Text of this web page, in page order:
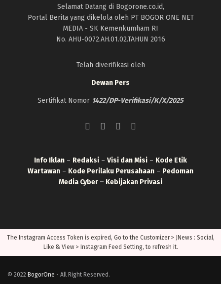
Selamat Datang di Bogorone.co.id,
Portal Berita yang dikelola oleh PT BOGOR ONE NET
MEDIA - SK Kemenkumham RI
No. AHU-0072.AH.01.02.TAHUN 2016
Telah diverifikasi oleh
Dewan Pers
Sertifikat Nomor 1422/DP-Verifikasi/K/X/2025
Info Iklan – Redaksi – Visi dan Misi – Kode Etik
Wartawan – Kode Perilaku Perusahaan – Pedoman
Media Cyber – Kebijakan Privasi
The Instagram Access Token is expired, Go to the Customizer > JNews : Social,
Like & View > Instagram Feed Setting, to refresh it.
© 2022 BogorOne - All Right Reserved.